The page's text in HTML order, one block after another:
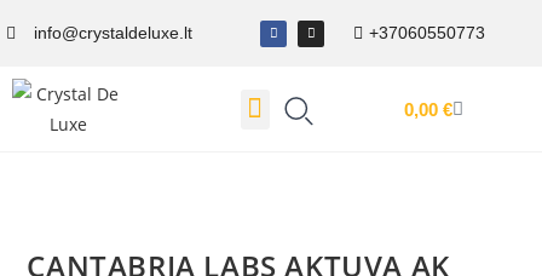
info@crystaldeluxe.lt +37060550773
0,00 €
CANTABRIA LABS AKTUVA AK